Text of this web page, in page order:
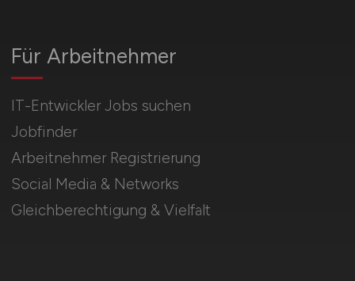
Für Arbeitnehmer
IT-Entwickler Jobs suchen
Jobfinder
Arbeitnehmer Registrierung
Social Media & Networks
Gleichberechtigung & Vielfalt